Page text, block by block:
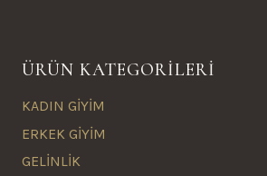
ÜRÜN KATEGORİLERİ
KADIN GİYİM
ERKEK GİYİM
GELİNLİK